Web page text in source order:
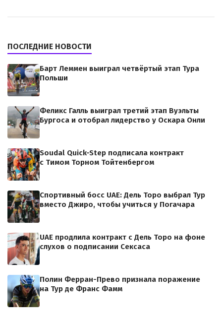
ПОСЛЕДНИЕ НОВОСТИ
Барт Леммен выиграл четвёртый этап Тура
Польши
Феликс Галль выиграл третий этап Вуэльты
Бургоса и отобрал лидерство у Оскара Онли
Soudal Quick-Step подписала контракт
с Тимом Торном Тойтенбергом
Спортивный босс UAE: Дель Торо выбрал Тур
вместо Джиро, чтобы учиться у Погачара
UAE продлила контракт с Дель Торо на фоне
слухов о подписании Сексаса
Полин Ферран-Прево признала поражение
на Тур де Франс Фамм